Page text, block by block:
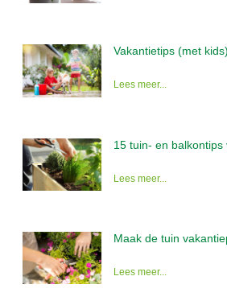
Vakantietips (met
Lees meer...
15 tuin- en
Lees meer...
Maak de tuin
Lees meer...